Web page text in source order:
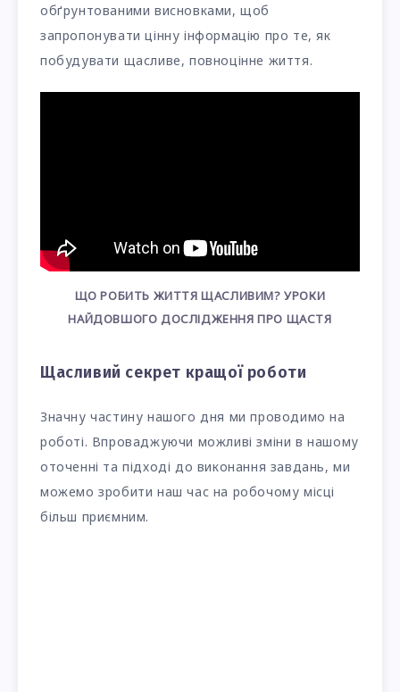
обґрунтованими висновками, щоб
запропонувати цінну інформацію про те, як
побудувати щасливе, повноцінне життя.
ЩО РОБИТЬ ЖИТТЯ ЩАСЛИВИМ? УРОКИ
НАЙДОВШОГО ДОСЛІДЖЕННЯ ПРО ЩАСТЯ
Щасливий секрет кращої роботи
Значну частину нашого дня ми проводимо на
роботі. Впроваджуючи можливі зміни в нашому
оточенні та підході до виконання завдань, ми
можемо зробити наш час на робочому місці
більш приємним.